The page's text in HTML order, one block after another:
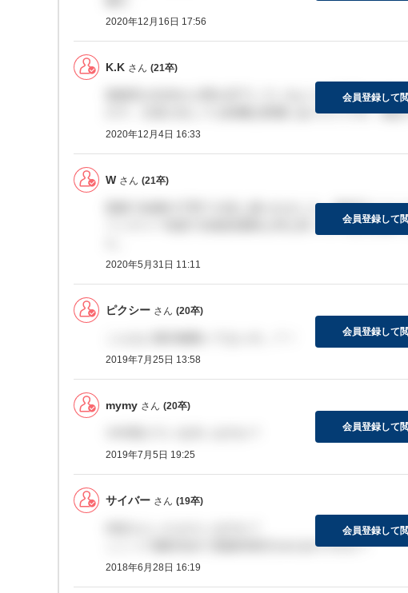
2020年12月16日 17:56
K.K さん (21卒)
面接官が社内の人間を見下しているような発言をして
ので、正直入社しても軋轢は普通にありそうです。残
2020年12月4日 16:33
会員登録して
W さん (21卒)
面接で結婚や子育ての話し振られました。海外行くと
ベンチャー気質で比較的柔軟な考え持っている人が多
2020年5月31日 11:11
会員登録して
ピクシー さん (20卒)
2019年7月25日 13:58
会員登録して
mymy さん (20卒)
2019年7月5日 19:25
会員登録して
サイバー さん (19卒)
ここって最終含めて面接何回行われるのですか？
2018年6月28日 16:19
会員登録して